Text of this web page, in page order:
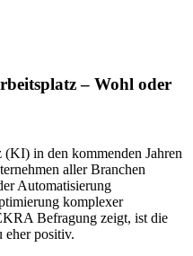
– Wohl oder
in den kommenden Jahren
aller Branchen
Automatisierung
komplexer
Befragung zeigt, ist die
eher positiv.